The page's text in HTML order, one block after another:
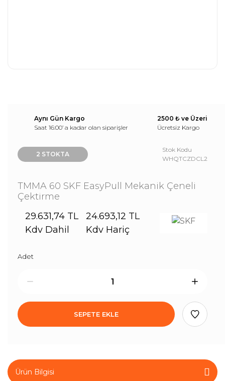
Aynı Gün Kargo
Saat 16:00’ a kadar olan siparişler
2500 ₺ ve Üzeri
Ücretsiz Kargo
2 STOKTA
Stok Kodu
WHQTCZDCL2
TMMA 60 SKF EasyPull Mekanik Çeneli
Çektirme
29.631,74 TL
Kdv Dahil
24.693,12 TL
Kdv Hariç
Adet
SEPETE EKLE
Ürün Bilgisi